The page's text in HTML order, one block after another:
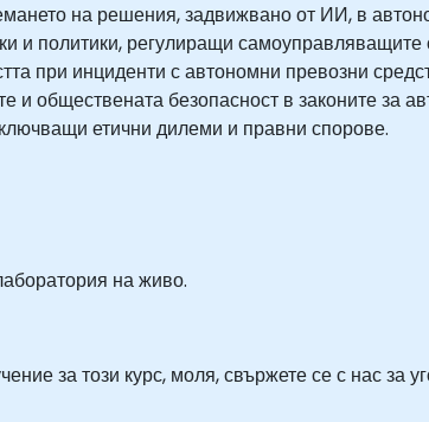
на решения, задвижвано от ИИ, в
и политики, регулиращи самоуправляващите
при инциденти с автономни превозни
и обществената безопасност в законите за
етични дилеми и правни спорове.
на живо.
за този курс, моля, свържете се с нас за